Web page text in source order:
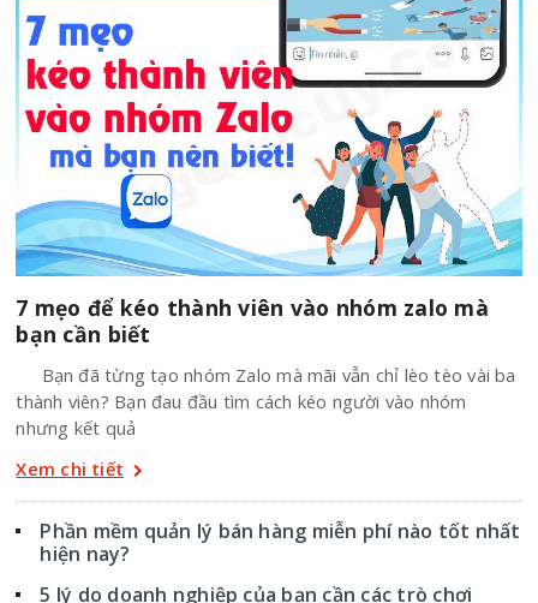
7 mẹo để kéo thành viên vào nhóm zalo mà
bạn cần biết
Bạn đã từng tạo nhóm Zalo mà mãi vẫn chỉ lèo tèo vài ba
thành viên? Bạn đau đầu tìm cách kéo người vào nhóm
nhưng kết quả
Xem chi tiết
Phần mềm quản lý bán hàng miễn phí nào tốt nhất
hiện nay?
5 lý do doanh nghiệp của bạn cần các trò chơi